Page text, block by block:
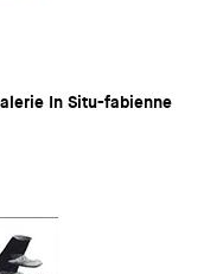
In Situ-fabienne